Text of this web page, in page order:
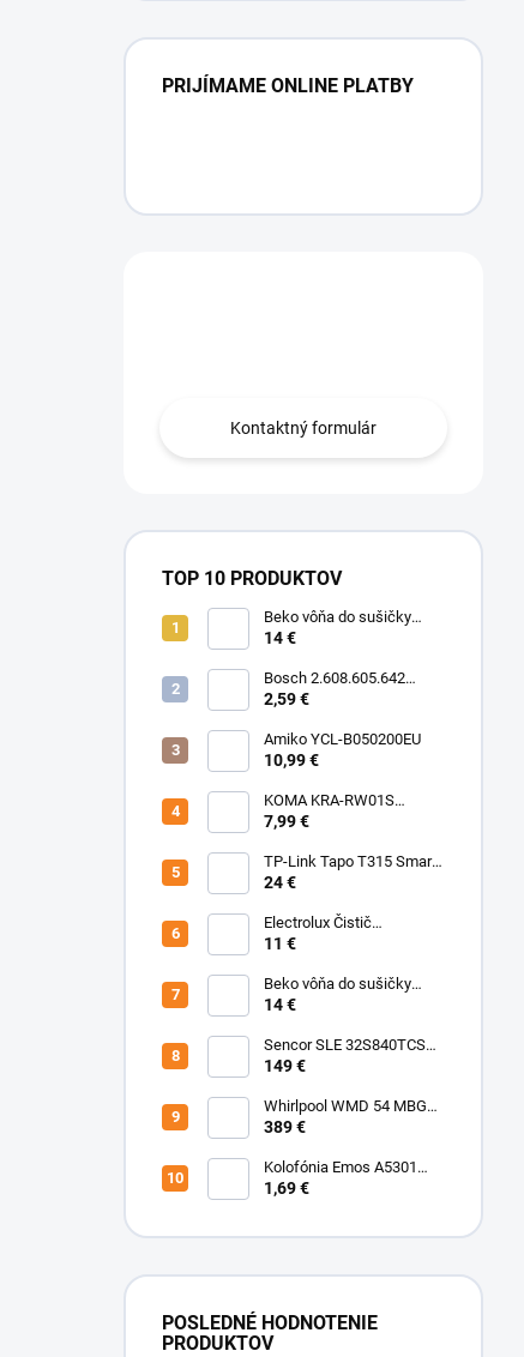
PRIJÍMAME ONLINE PLATBY
Kontaktný formulár
TOP 10 PRODUKTOV
Beko vôňa do sušičky
Floral BFFL16 Chémia
14 €
Bosch 2.608.605.642
Brúsny list C430, 5-kusové
2,59 €
Amiko YCL-B050200EU
10,99 €
KOMA KRA-RW01S
(Rowenta Ru,Rb) Sáčky
7,99 €
TP-Link Tapo T315 Smart
teplotný a vlhkostný
24 €
Electrolux Čistič
nerezových povrchov
11 €
Beko vôňa do sušičky
Fresh BFFR16 Chémia
14 €
Sencor SLE 32S840TCSB
TV
149 €
Whirlpool WMD 54 MBG
Mikrovlnka vstavaná
389 €
Kolofónia Emos A5301
16g
1,69 €
POSLEDNÉ HODNOTENIE
PRODUKTOV